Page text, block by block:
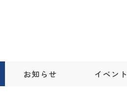
お知らせ イベント